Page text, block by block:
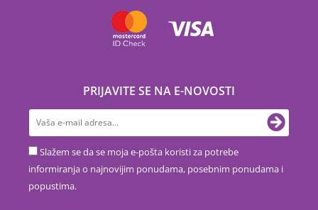
PRIJAVITE SE NA E-NOVOSTI
Slažem se da se moja e-pošta koristi za potrebe
informiranja o najnovijim ponudama, posebnim ponudama i
popustima.